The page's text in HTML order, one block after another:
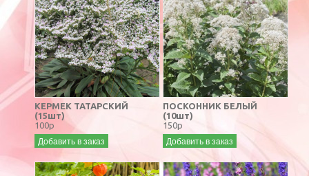
КЕРМЕК ТАТАРСКИЙ
(15шт)
100р
Добавить в заказ
ПОСКОННИК БЕЛЫЙ
(10шт)
150р
Добавить в заказ